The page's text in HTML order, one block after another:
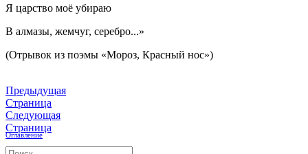
Я царство моё убираю
В алмазы, жемчуг, серебро...»
(Отрывок из поэмы «Мороз, Красный нос»)
Предыдущая
Страница
Следующая
Страница
Оглавление